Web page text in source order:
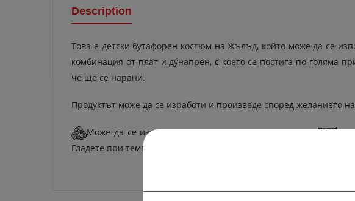
Description
Това е детски бутафорен костюм на Жълъд, който може да се
комбинация от плат и дунапрен, с което се постига по-голяма
че ще се нарани.
Продуктът може да се изработи и произведе според желанието
Може да се използва автоматично пране в пералня.
Гладете при температура 110 градуса.
Само професионално